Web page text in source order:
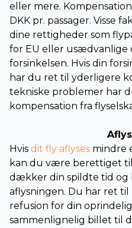
eller mere.
DKK pr. passager. Visse
dine rettigheder som
for EU eller
forsinkelsen. Hvis din
har du ret til yderligere
tekniske problemer har
kompensation fra
Hvis dit fly aflyses mindre
kan du være berettiget
dækker din spildte tid og
aflysningen. Du har ret
refusion for din
sammenlignelig billet til